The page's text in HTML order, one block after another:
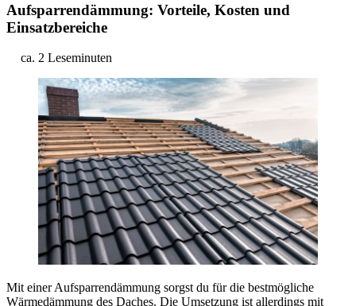
Aufsparrendämmung: Vorteile, Kosten und
Einsatzbereiche
ca. 2 Leseminuten
Mit einer Aufsparrendämmung sorgst du für die bestmögliche
Wärmedämmung des Daches. Die Umsetzung ist allerdings mit